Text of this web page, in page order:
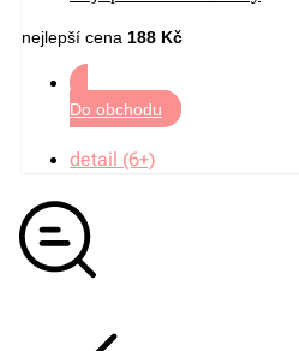
nejlepší cena 188 Kč
Do obchodu
detail (6+)